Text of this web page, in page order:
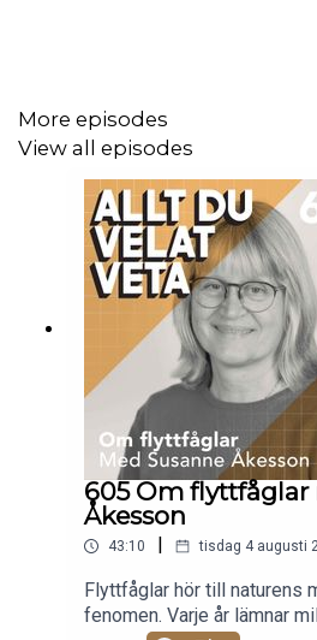
Instagram: @alltduvelatveta /
Har du förslag på avsnitt
www.fritte.seoch leta dig fram
Podden produceras av
presenteras i samarbete med
........................................................
Organisationer som hjälper Ukraina
http://www.humanbridge.se/
More episodes
View all episodes
605 Om flyttfåglar
Åkesson
43:10 tisdag 4 augusti
Flyttfåglar hör till naturens
fenomen. Varje år lämnar